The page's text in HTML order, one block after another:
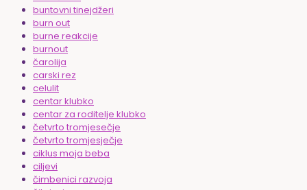
buntovni tinejdžeri
burn out
burne reakcije
burnout
čarolija
carski rez
celulit
centar klubko
centar za roditelje klubko
četvrto tromjesečje
četvrto tromjesječje
ciklus moja beba
ciljevi
čimbenici razvoja